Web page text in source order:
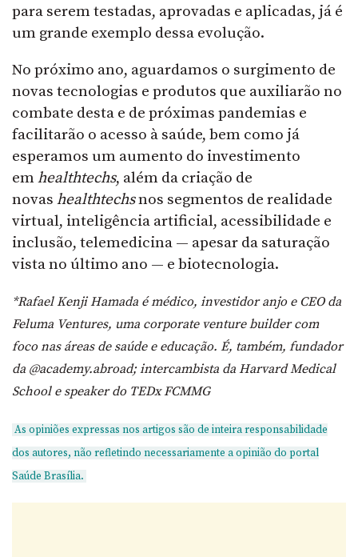
para serem testadas, aprovadas e aplicadas, já é
um grande exemplo dessa evolução.
No próximo ano, aguardamos o surgimento de
novas tecnologias e produtos que auxiliarão no
combate desta e de próximas pandemias e
facilitarão o acesso à saúde, bem como já
esperamos um aumento do investimento
emhealthtechs, além da criação de
novas healthtechsnos segmentos de realidade
virtual, inteligência artificial, acessibilidade e
inclusão, telemedicina — apesar da saturação
vista no último ano — e biotecnologia.
*Rafael Kenji Hamada é médico, investidor anjo e CEO da
Feluma Ventures, uma corporate venture builder com
foco nas áreas de saúde e educação. É, também, fundador
da @academy.abroad; intercambista da Harvard Medical
School e speaker do TEDx FCMMG
As opiniões expressas nos artigos são de inteira responsabilidade
dos autores, não refletindo necessariamente a opinião do portal
Saúde Brasília.